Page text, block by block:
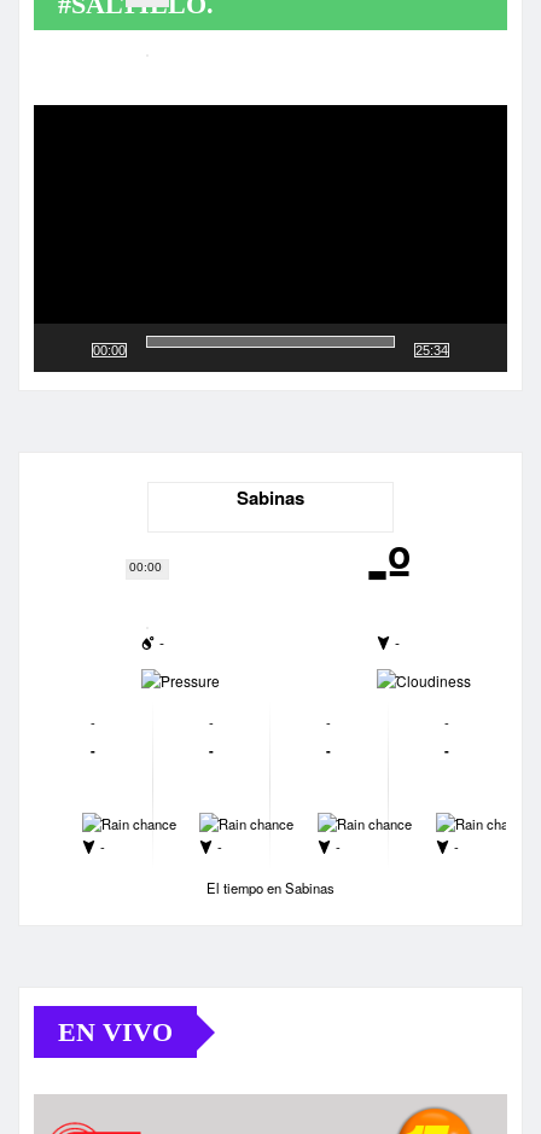
00:00
00:00
25:34
Sabinas
-º
-
-
-
-
-
-
-
-
-
-
-
-
-
-
-
-
-
-
-
-
El tiempo en Sabinas
EN VIVO